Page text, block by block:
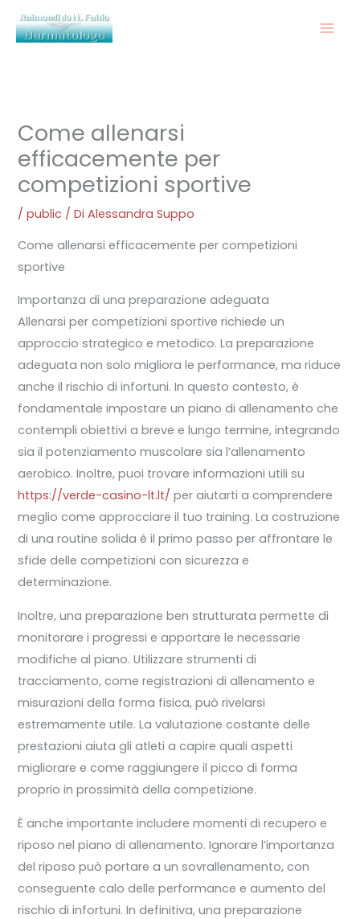
Come allenarsi
efficacemente per
competizioni sportive
/public / DiAlessandra Suppo
Come allenarsi efficacemente per competizioni
sportive
Importanza di una preparazione adeguata
Allenarsi per competizioni sportive richiede un
approccio strategico e metodico. La preparazione
adeguata non solo migliora le performance, ma riduce
anche il rischio di infortuni. In questo contesto, è
fondamentale impostare un piano di allenamento che
contempli obiettivi a breve e lungo termine, integrando
sia il potenziamento muscolare sia l’allenamento
aerobico. Inoltre, puoi trovare informazioni utili su
https://verde-casino-lt.lt/ per aiutarti a comprendere
meglio come approcciare il tuo training. La costruzione
di una routine solida è il primo passo per affrontare le
sfide delle competizioni con sicurezza e
determinazione.
Inoltre, una preparazione ben strutturata permette di
monitorare i progressi e apportare le necessarie
modifiche al piano. Utilizzare strumenti di
tracciamento, come registrazioni di allenamento e
misurazioni della forma fisica, può rivelarsi
estremamente utile. La valutazione costante delle
prestazioni aiuta gli atleti a capire quali aspetti
migliorare e come raggiungere il picco di forma
proprio in prossimità della competizione.
È anche importante includere momenti di recupero e
riposo nel piano di allenamento. Ignorare l’importanza
del riposo può portare a un sovrallenamento, con
conseguente calo delle performance e aumento del
rischio di infortuni. In definitiva, una preparazione